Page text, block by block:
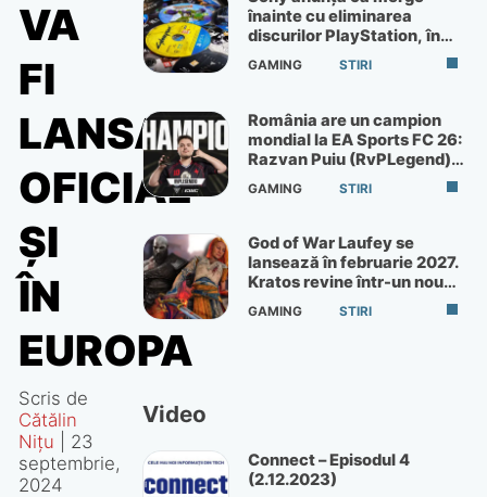
VA
FI
LANSAT
OFICIAL
ȘI
ÎN
EUROPA
Scris de
Cătălin
Nițu
23
septembrie,
2024
înainte cu eliminarea
discurilor PlayStation, în
ciuda protestelor
GAMING STIRI
România are un campion
mondial la EA Sports FC 26:
Razvan Puiu (RvPLegend)
câștigă turneul de la Paris
GAMING STIRI
God of War Laufey se
lansează în februarie 2027.
Kratos revine într-un nou
God of War
GAMING STIRI
Video
Connect – Episodul 4
(2.12.2023)